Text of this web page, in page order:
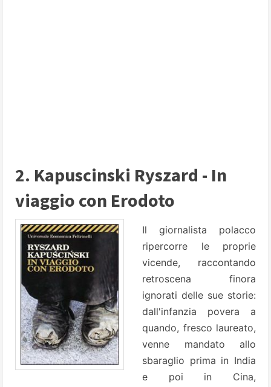
2. Kapuscinski Ryszard - In
viaggio con Erodoto
Il giornalista polacco
ripercorre le proprie
vicende, raccontando
retroscena finora
ignorati delle sue storie:
dall'infanzia povera a
quando, fresco laureato,
venne mandato allo
sbaraglio prima in India
e poi in Cina,